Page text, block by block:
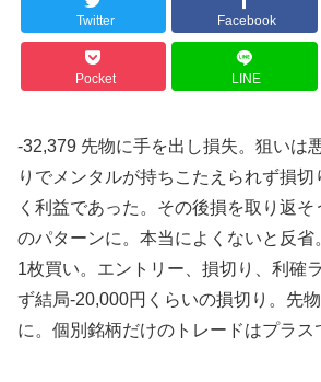
Twitter Facebook
Pocket LINE
-32,379 先物に手を出し損失。狙いは
りでメンタルが持ちこたえられず損切
く利益であった。その後損を取り返
のパターンに。本当によくないと反省
1枚買い。エントリー、損切り、利確
ず結局-20,000円くらいの損切り。先
に。個別銘柄だけのトレードはプラス